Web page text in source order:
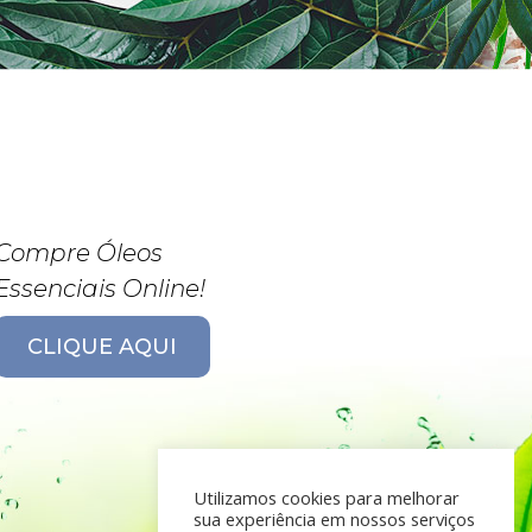
Óleos
Online!
CLIQUE AQUI
Utilizamos cookies para melhorar
sua experiência em nossos serviços